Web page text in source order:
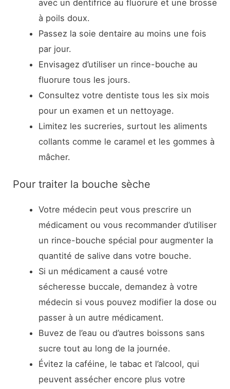
avec un dentifrice au fluorure et une brosse
à poils doux.
Passez la soie dentaire au moins une fois
par jour.
Envisagez d’utiliser un rince-bouche au
fluorure tous les jours.
Consultez votre dentiste tous les six mois
pour un examen et un nettoyage.
Limitez les sucreries, surtout les aliments
collants comme le caramel et les gommes à
mâcher.
Pour traiter la bouche sèche
Votre médecin peut vous prescrire un
médicament ou vous recommander d’utiliser
un rince-bouche spécial pour augmenter la
quantité de salive dans votre bouche.
Si un médicament a causé votre
sécheresse buccale, demandez à votre
médecin si vous pouvez modifier la dose ou
passer à un autre médicament.
Buvez de l’eau ou d’autres boissons sans
sucre tout au long de la journée.
Évitez la caféine, le tabac et l’alcool, qui
peuvent assécher encore plus votre